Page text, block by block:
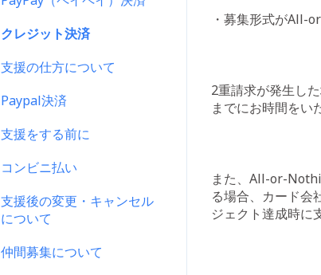
・募集形式がAll-
2重請求が発生し
までにお時間をい
また、All-or-
る場合、カード会
ジェクト達成時に
登録情報の確認・変更・削
ス
クレジット決済
支援の仕方について
Paypal決済
支援をする前に
コンビニ払い
支援後の変更・キャンセル
について
仲間募集について